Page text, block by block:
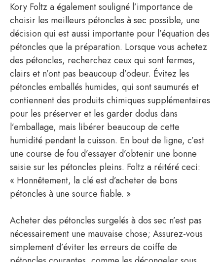
Kory Foltz a également souligné l’importance de
choisir les meilleurs pétoncles à sec possible, une
décision qui est aussi importante pour l’équation des
pétoncles que la préparation. Lorsque vous achetez
des pétoncles, recherchez ceux qui sont fermes,
clairs et n’ont pas beaucoup d’odeur. Évitez les
pétoncles emballés humides, qui sont saumurés et
contiennent des produits chimiques supplémentaires
pour les préserver et les garder dodus dans
l’emballage, mais libérer beaucoup de cette
humidité pendant la cuisson. En bout de ligne, c’est
une course de fou d’essayer d’obtenir une bonne
saisie sur les pétoncles pleins. Foltz a réitéré ceci:
« Honnêtement, la clé est d’acheter de bons
pétoncles à une source fiable. »
Acheter des pétoncles surgelés à dos sec n’est pas
nécessairement une mauvaise chose; Assurez-vous
simplement d’éviter les erreurs de coiffe de